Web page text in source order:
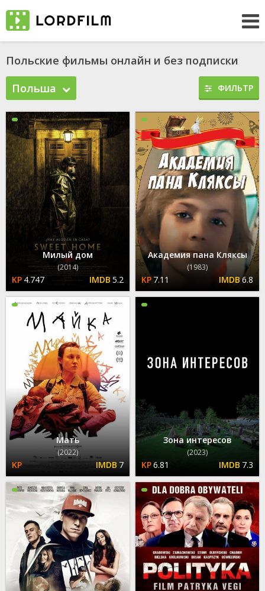
Польские фильмы онлайн и без подписки
Польша
ФИЛЬТР
Милый дом
(2014)
4.747 5.2
Академия пана Кляксы
(1983)
7.11 6.8
Мать
(2022)
7
Зона интересов
(2023)
6.81 7.3